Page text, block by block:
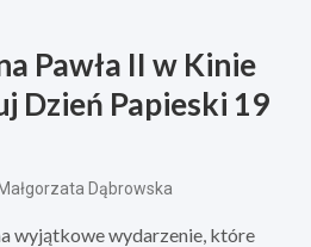
Pawła II w Kinie
Dzień Papieski 19
Małgorzata Dąbrowska
wyjątkowe wydarzenie, które